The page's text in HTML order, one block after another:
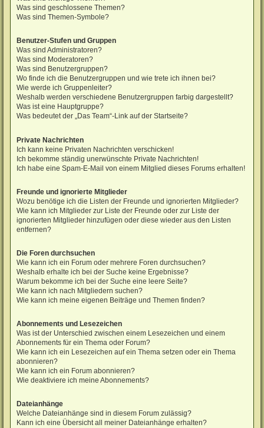
Was sind geschlossene Themen?
Was sind Themen-Symbole?
Benutzer-Stufen und Gruppen
Was sind Administratoren?
Was sind Moderatoren?
Was sind Benutzergruppen?
Wo finde ich die Benutzergruppen und wie trete ich ihnen bei?
Wie werde ich Gruppenleiter?
Weshalb werden verschiedene Benutzergruppen farbig dargestellt?
Was ist eine Hauptgruppe?
Was bedeutet der „Das Team“-Link auf der Startseite?
Private Nachrichten
Ich kann keine Privaten Nachrichten verschicken!
Ich bekomme ständig unerwünschte Private Nachrichten!
Ich habe eine Spam-E-Mail von einem Mitglied dieses Forums erhalten!
Freunde und ignorierte Mitglieder
Wozu benötige ich die Listen der Freunde und ignorierten Mitglieder?
Wie kann ich Mitglieder zur Liste der Freunde oder zur Liste der
ignorierten Mitglieder hinzufügen oder diese wieder aus den Listen
entfernen?
Die Foren durchsuchen
Wie kann ich ein Forum oder mehrere Foren durchsuchen?
Weshalb erhalte ich bei der Suche keine Ergebnisse?
Warum bekomme ich bei der Suche eine leere Seite?
Wie kann ich nach Mitgliedern suchen?
Wie kann ich meine eigenen Beiträge und Themen finden?
Abonnements und Lesezeichen
Was ist der Unterschied zwischen einem Lesezeichen und einem
Abonnements für ein Thema oder Forum?
Wie kann ich ein Lesezeichen auf ein Thema setzen oder ein Thema
abonnieren?
Wie kann ich ein Forum abonnieren?
Wie deaktiviere ich meine Abonnements?
Dateianhänge
Welche Dateianhänge sind in diesem Forum zulässig?
Kann ich eine Übersicht all meiner Dateianhänge erhalten?